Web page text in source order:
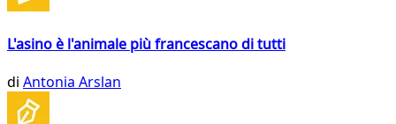
L'asino è l'animale più francescano di tutti
di Antonia Arslan